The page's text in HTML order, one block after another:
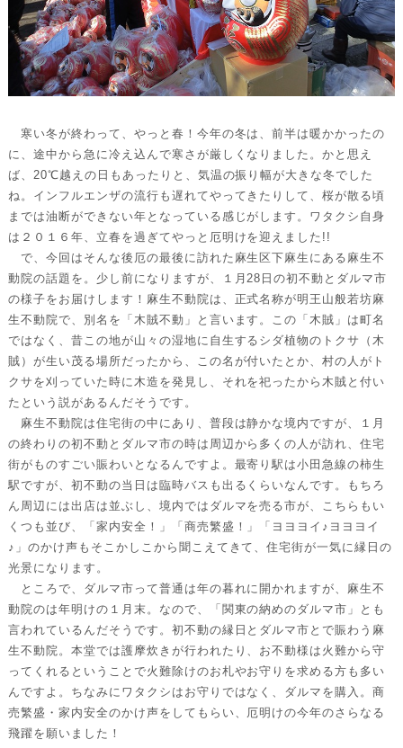
寒い冬が終わって、やっと春！今年の冬は、前半は暖かかったの
に、途中から急に冷え込んで寒さが厳しくなりました。かと思え
ば、20℃越えの日もあったりと、気温の振り幅が大きな冬でした
ね。インフルエンザの流行も遅れてやってきたりして、桜が散る頃
までは油断ができない年となっている感じがします。ワタクシ自身
は２０１６年、立春を過ぎてやっと厄明けを迎えました!!
で、今回はそんな後厄の最後に訪れた麻生区下麻生にある麻生不
動院の話題を。少し前になりますが、１月28日の初不動とダルマ市
の様子をお届けします！麻生不動院は、正式名称が明王山般若坊麻
生不動院で、別名を「木賊不動」と言います。この「木賊」は町名
ではなく、昔この地が山々の湿地に自生するシダ植物のトクサ（木
賊）が生い茂る場所だったから、この名が付いたとか、村の人がト
クサを刈っていた時に木造を発見し、それを祀ったから木賊と付い
たという説があるんだそうです。
麻生不動院は住宅街の中にあり、普段は静かな境内ですが、１月
の終わりの初不動とダルマ市の時は周辺から多くの人が訪れ、住宅
街がものすごい賑わいとなるんですよ。最寄り駅は小田急線の柿生
駅ですが、初不動の当日は臨時バスも出るくらいなんです。もちろ
ん周辺には出店は並ぶし、境内ではダルマを売る市が、こちらもい
くつも並び、「家内安全！」「商売繁盛！」「ヨヨヨイ♪ヨヨヨイ
♪」のかけ声もそこかしこから聞こえてきて、住宅街が一気に縁日の
光景になります。
ところで、ダルマ市って普通は年の暮れに開かれますが、麻生不
動院のは年明けの１月末。なので、「関東の納めのダルマ市」とも
言われているんだそうです。初不動の縁日とダルマ市とで賑わう麻
生不動院。本堂では護摩炊きが行われたり、お不動様は火難から守
ってくれるということで火難除けのお札やお守りを求める方も多い
んですよ。ちなみにワタクシはお守りではなく、ダルマを購入。商
売繁盛・家内安全のかけ声をしてもらい、厄明けの今年のさらなる
飛躍を願いました！